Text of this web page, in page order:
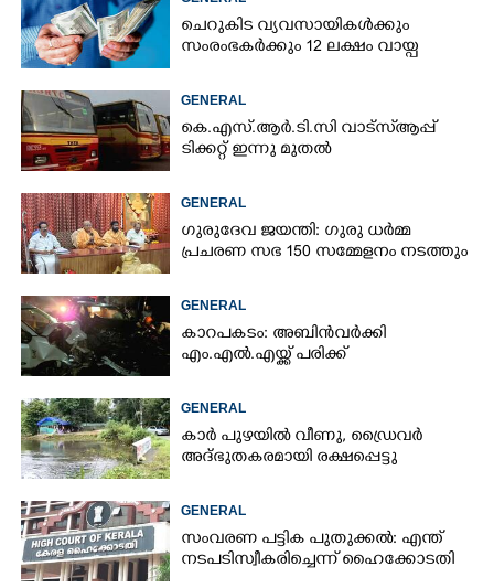
ചെറുകിട വ്യവസായികൾക്കും
സംരംഭകർക്കും 12 ലക്ഷം വായ്പ
GENERAL
കെ.എസ്.ആർ.ടി.സി വാട്സ്ആപ്പ്
ടിക്കറ്റ് ഇന്നു മുതൽ
GENERAL
ഗുരുദേവ ജയന്തി: ഗുരു ധർമ്മ
പ്രചരണ സഭ 150 സമ്മേളനം നടത്തും
GENERAL
കാറപകടം: അബിൻവർക്കി
എം.എൽ.എയ്ക്ക് പരിക്ക്
GENERAL
കാർ പുഴയിൽ വീണു, ഡ്രെെവർ
അദ്ഭുതകരമായി രക്ഷപ്പെട്ടു
GENERAL
സംവരണ പട്ടിക പുതുക്കൽ: എന്ത്
നടപടി സ്വീകരിച്ചെന്ന് ഹൈക്കോടതി